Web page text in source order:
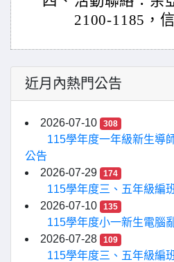
2100-1185，
近月內熱門公告
2026-07-10 308
115學年度一年級新生導
公告
2026-07-29
174
115學年度三、五年級編
2026-07-10
135
115學年度小一新生電腦
2026-07-28
109
115學年度三、五年級編